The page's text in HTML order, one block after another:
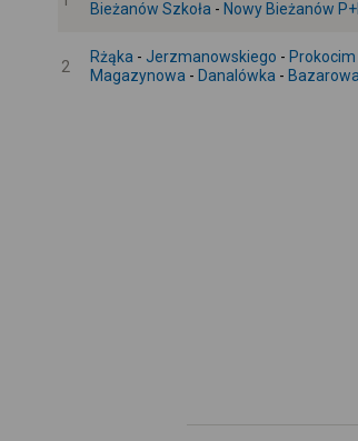
Bieżanów Szkoła - Nowy Bieżanów
2
Rżąka - Jerzmanowskiego - Prokocim
Magazynowa - Danalówka - Bazarowa